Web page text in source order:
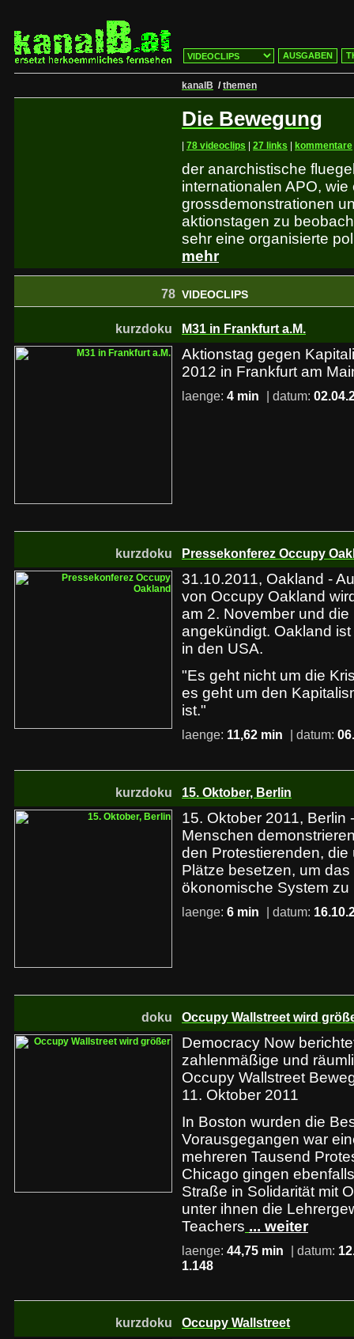
AUSGABEN
kanalB /themen
Die Bewegung
78 videoclips 27 links kommentare
der anarchistische
internationalen APO, wie
grossdemonstrationen
aktionstagen zu
sehr eine organisierte
mehr
78 VIDEOCLIPS
kurzdoku M31 in Frankfurt a.M.
Aktionstag gegen
2012 in Frankfurt am
laenge: 4 min | datum:
kurzdoku Pressekonferez Occupy
31.10.2011, Oakland -
von Occupy Oakland
am 2. November und
angekündigt. Oakland
in den USA.
"Es geht nicht um die
es geht um den
ist."
laenge: 11,62 min | datum:
kurzdoku 15. Oktober, Berlin
15. Oktober 2011, Berlin
Menschen
den Protestierenden, die
Plätze besetzen, um
ökonomische System zu
laenge: 6 min | datum:
doku Occupy Wallstreet wird
Democracy Now
zahlenmäßige und
Occupy Wallstreet
11. Oktober 2011
In Boston wurden die
Vorausgegangen war
mehreren Tausend
Chicago gingen
Straße in Solidarität mit
unter ihnen die
Teachers ... weiter
laenge: 44,75 min | datum:
1.148
kurzdoku Occupy Wallstreet